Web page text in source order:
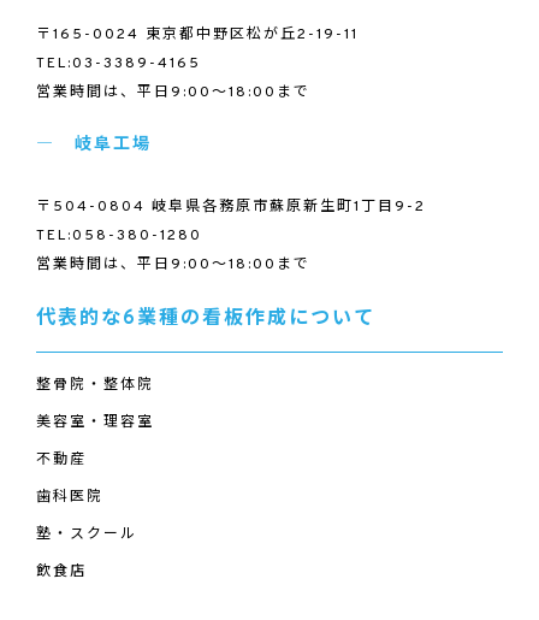
〒165-0024 東京都中野区松が丘2-19-11
TEL:03-3389-4165
営業時間は、平日9:00～18:00まで
岐阜工場
〒504-0804 岐阜県各務原市蘇原新生町1丁目9-2
TEL:058-380-1280
営業時間は、平日9:00～18:00まで
代表的な6業種の看板作成について
整骨院・整体院
美容室・理容室
不動産
歯科医院
塾・スクール
飲食店